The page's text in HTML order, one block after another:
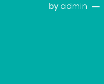
byadmin